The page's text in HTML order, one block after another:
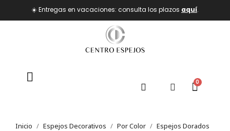
☀️ Entregas en vacaciones: consulta los plazos aquí.
Inicio Espejos Decorativos Por Color
Espejos Dorados